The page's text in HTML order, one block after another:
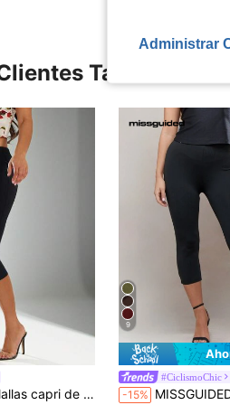
También
ceñido, pantalones capri de moda para uso diario
9
#CiclismoChic
-15% MISSGUIDED Leggings
Administrar